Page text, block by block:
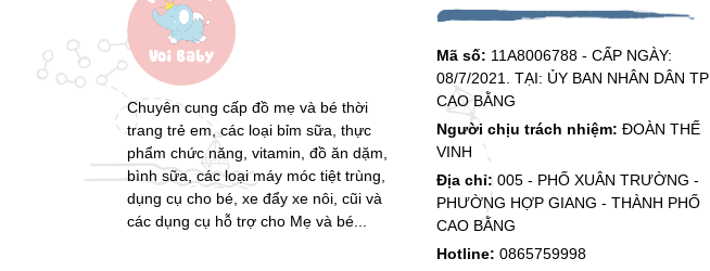
Chuyên cung cấp đồ mẹ và bé thời
trang trẻ em, các loại bỉm sữa, thực
phẩm chức năng, vitamin, đồ ăn dặm,
bình sữa, các loại máy móc tiệt trùng,
dụng cụ cho bé, xe đẩy xe nôi, cũi và
các dụng cụ hỗ trợ cho Mẹ và bé...
Mã số: 11A8006788 - CẤP NGÀY:
08/7/2021. TẠI: ỦY BAN NHÂN DÂN TP
CAO BẰNG
Người chịu trách nhiệm: ĐOÀN THẾ
VINH
Địa chỉ: 005 - PHỐ XUÂN TRƯỜNG -
PHƯỜNG HỢP GIANG - THÀNH PHỐ
CAO BẰNG
Hotline: 0865759998